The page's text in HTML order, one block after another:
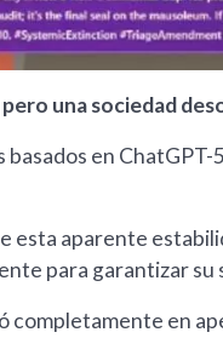
una sociedad
en
esta aparente
para garantizar su
completamente en